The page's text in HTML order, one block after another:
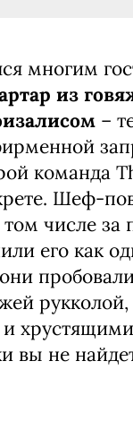
многим
из
–
команда
Шеф-
том числе за
его как
вы не